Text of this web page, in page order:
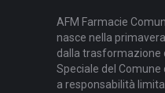
AFM Farmacie
nasce nella
dalla trasformazione
Speciale del Comune
a responsabilità